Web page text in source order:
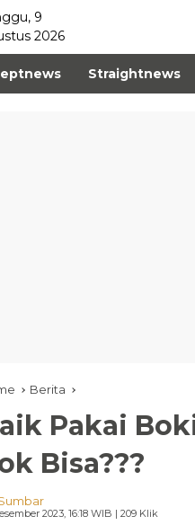
9
2026
Straightnews
Berita
Pakai
Bisa???
2023, 16:18 WIB | 209 Klik